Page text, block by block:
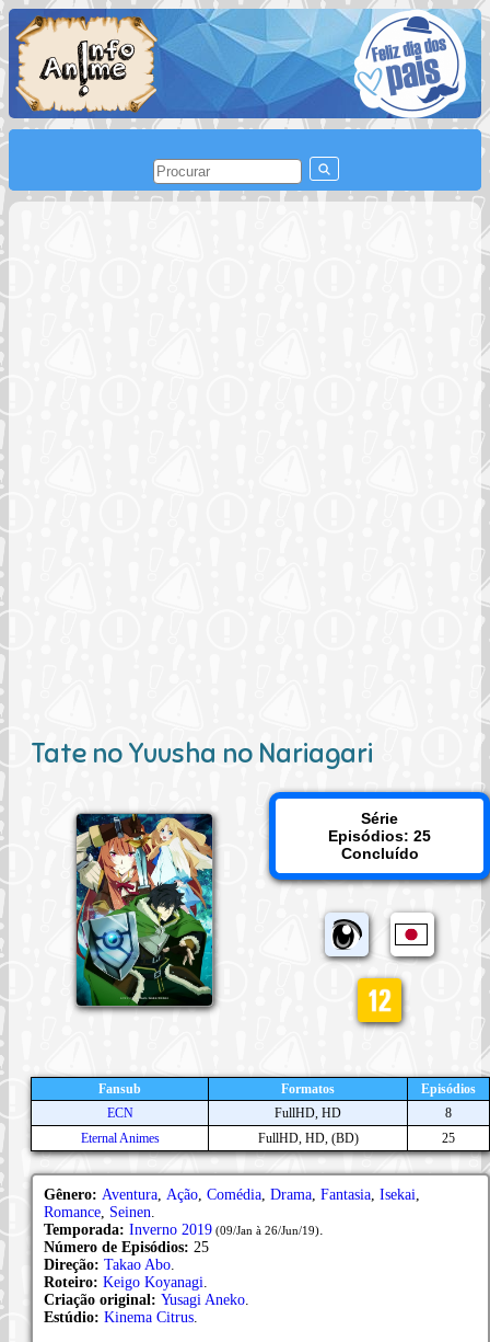
Tate no Yuusha no Nariagari
Série
Episódios: 25
Concluído
Fansub Formatos
Episódios
ECN
FullHD, HD
8
Eternal Animes
FullHD, HD, (BD) 25
Gênero: Aventura Ação Comédia Drama Fantasia Isekai
Romance Seinen
Temporada: Inverno 2019 (09/Jan à 26/Jun/19)
Número de Episódios: 25
Direção: Takao Abo
Roteiro: Keigo Koyanagi
Criação original: Yusagi Aneko
Estúdio: Kinema Citrus